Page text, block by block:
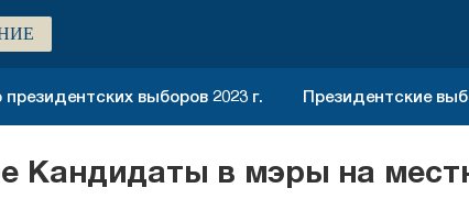
выборов 2023 г. Президентские
Кандидаты в мэры на